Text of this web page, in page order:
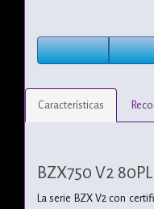
Características
BZX750 V2
La serie BZX V2 con